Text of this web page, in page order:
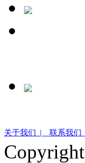
关于我们 | 联系我